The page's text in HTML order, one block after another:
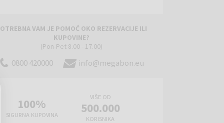
VAM JE POMOĆ OKO REZERVACIJE ILI
KUPOVINE?
(Pon-Pet 8.00 - 17.00)
0800 420000 info@megabon.eu
100%
SIGURNA KUPOVINA
VIŠE OD
500.000
KORISNIKA